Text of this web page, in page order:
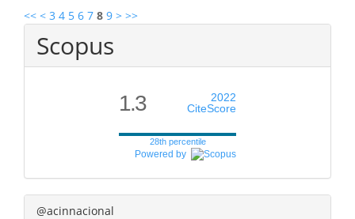
<< < 3 4 5 6 7 8 9 > >>
Scopus
1.3
2022
CiteScore
28th percentile
Powered by
@acinnacional